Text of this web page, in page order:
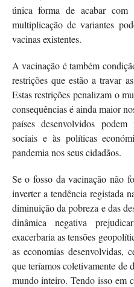
única forma de acabar com
multiplicação de variantes
vacinas existentes.
A vacinação é também
restrições que estão a travar
Estas restrições penalizam o
consequências é ainda maior
países desenvolvidos
sociais e às políticas
pandemia nos seus cidadãos.
Se o fosso da vacinação não
inverter a tendência registada
diminuição da pobreza e das
dinâmica negativa
exacerbaria as tensões
as economias desenvolvidas,
que teríamos coletivamente de
mundo inteiro. Tendo isso em